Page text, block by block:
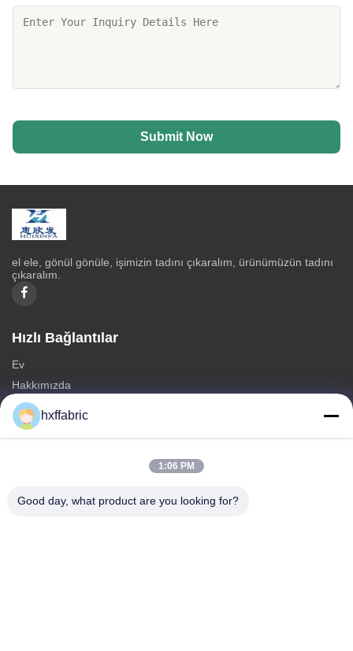
Submit Now
el ele, gönül gönüle, işimizin tadını çıkaralım, ürünümüzün tadını
çıkaralım.
Hızlı Bağlantılar
Ev
Hakkımızda
Ürünler
Bize Ulaşın
SBR neopren kumaş
hxffabric
1:06 PM
Good day, what product are you looking for?